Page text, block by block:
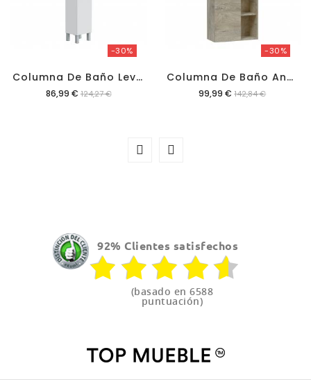
-30%
C
Olumna De Baño Levis 2p
Precio
86,99 € 124,27 €
-30%
C
Olumna De Baño Andie 1p 5h Alaska
Precio
99,99 € 142,84 €
92% Clientes satisfechos
(basado en 6588
puntuación)